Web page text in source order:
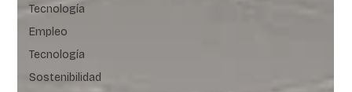
Tecnología
Empleo
Tecnología
Sostenibilidad